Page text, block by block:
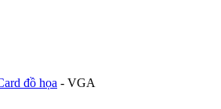
đồ họa - VGA